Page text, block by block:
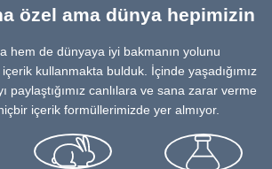
özel ama dünya hepimizin
hem de dünyaya iyi bakmanın yolunu
kullanmakta bulduk. İçinde yaşadığımız
paylaştığımız canlılara ve sana zarar verme
içerik formüllerimizde yer almıyor.